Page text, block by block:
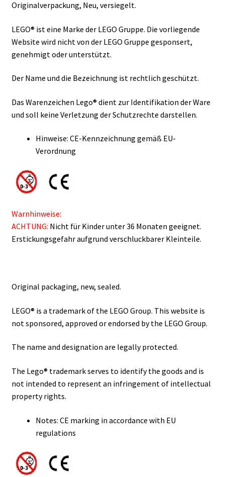
Originalverpackung, Neu, versiegelt.
LEGO® ist eine Marke der LEGO Gruppe. Die vorliegende
Website wird nicht von der LEGO Gruppe gesponsert,
genehmigt oder unterstützt.
Der Name und die Bezeichnung ist rechtlich geschützt.
Das Warenzeichen Lego® dient zur Identifikation der Ware
und soll keine Verletzung der Schutzrechte darstellen.
Hinweise: CE-Kennzeichnung gemäß EU-
Verordnung
Warnhinweise:
ACHTUNG: Nicht für Kinder unter 36 Monaten geeignet.
Erstickungsgefahr aufgrund verschluckbarer Kleinteile.
Original packaging, new, sealed.
LEGO® is a trademark of the LEGO Group. This website is
not sponsored, approved or endorsed by the LEGO Group.
The name and designation are legally protected.
The Lego® trademark serves to identify the goods and is
not intended to represent an infringement of intellectual
property rights.
Notes: CE marking in accordance with EU
regulations